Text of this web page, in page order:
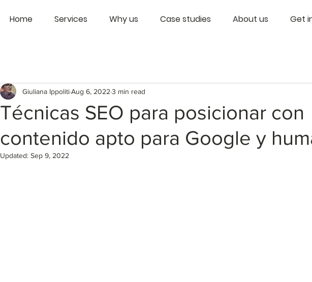
Home Services Why us Case studies About us Get
Técnicas SEO para posicionar con
contenido apto para Google y
Giuliana IppolitiAug 6, 2022 3 min read
Updated: Sep 9, 2022